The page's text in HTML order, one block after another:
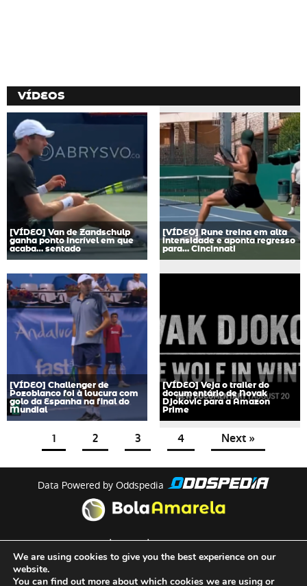
VÍDEOS
[VÍDEO] Van de Zandschulp
ganha ponto incrível em que
acaba… sentado
[VÍDEO] Rune treina em alta
intensidade e aponta regresso
para… Cincinnati
[VÍDEO] Challenger de
Pozoblanco foi à loucura com
golo da Espanha na final do
Mundial
[VÍDEO] Veja o trailer do
documentário de Novak
Djokovic para a Amazon
Prime
1 2 3 4 Next »
Data Powered by Oddspedia
theme bymeow
We are using cookies to give you the best experience on our
website.
You can find out more about which cookies we are using or